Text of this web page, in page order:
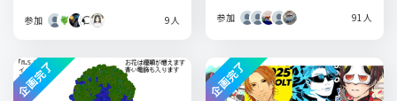
参加 9人 参加 91人
企画完了 企画完了